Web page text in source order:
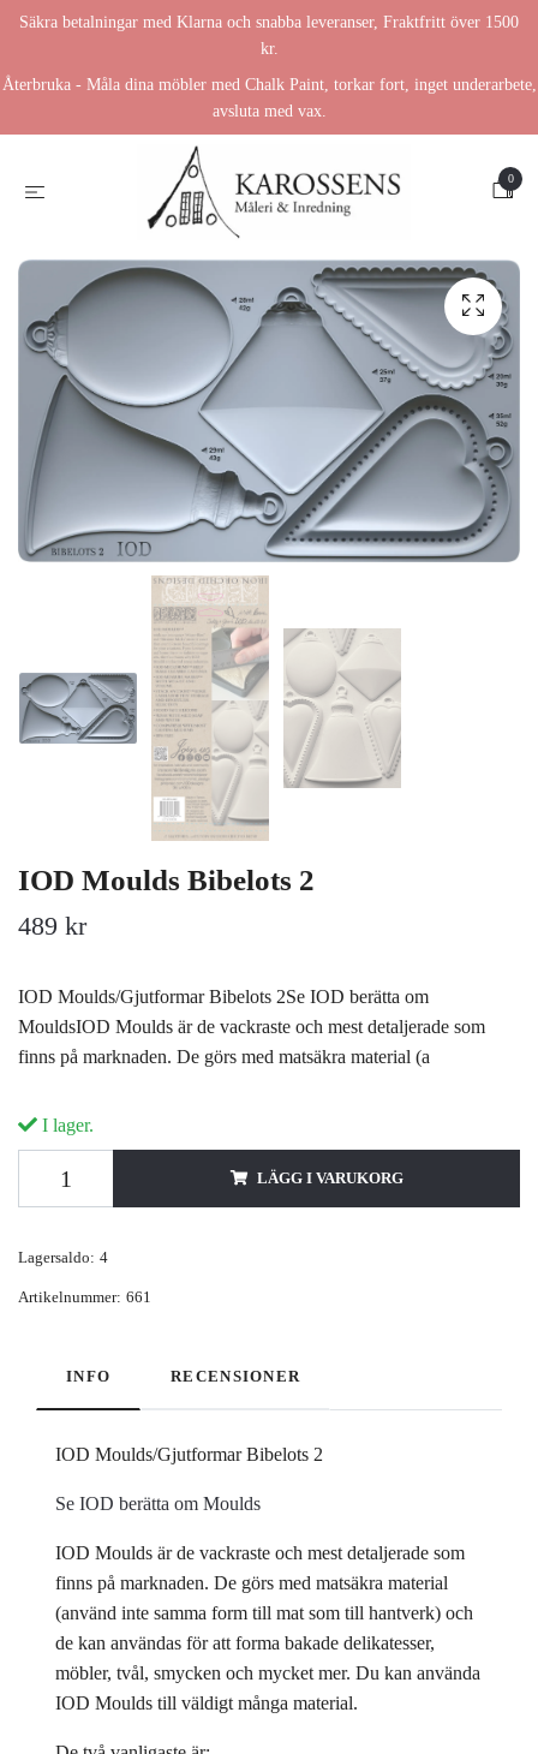
Säkra betalningar med Klarna och snabba leveranser, Fraktfritt över 1500
kr.
Återbruka - Måla dina möbler med Chalk Paint, torkar fort, inget underarbete,
avsluta med vax.
0
IOD Moulds Bibelots 2
489 kr
IOD Moulds/Gjutformar Bibelots 2Se IOD berätta om
MouldsIOD Moulds är de vackraste och mest detaljerade som
finns på marknaden. De görs med matsäkra material (a
I lager.
LÄGG I VARUKORG
Lagersaldo: 4
Artikelnummer: 661
INFO RECENSIONER
IOD Moulds/Gjutformar Bibelots 2
Se IOD berätta om Moulds
IOD Moulds är de vackraste och mest detaljerade som
finns på marknaden. De görs med matsäkra material
(använd inte samma form till mat som till hantverk) och
de kan användas för att forma bakade delikatesser,
möbler, tvål, smycken och mycket mer. Du kan använda
IOD Moulds till väldigt många material.